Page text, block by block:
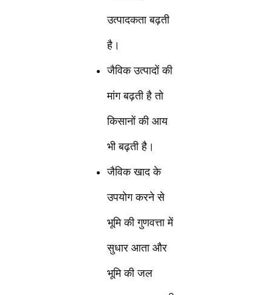
उत्पादकता बढ़ती
है।
जैविक उत्पादों की
मांग बढ़ती है तो
किसानों की आय
भी बढ़ती है।
जैविक खाद के
उपयोग करने से
भूमि की गुणवत्ता में
सुधार आता और
भूमि की जल